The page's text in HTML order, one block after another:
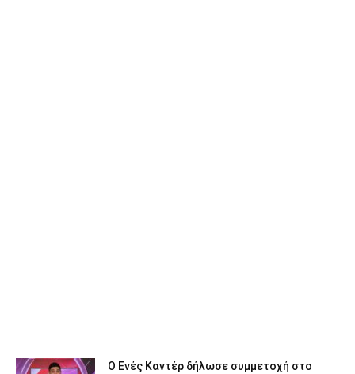
Ο Ενές Καντέρ δήλωσε συμμετοχή στο